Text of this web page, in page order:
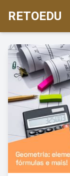
RETOEDU